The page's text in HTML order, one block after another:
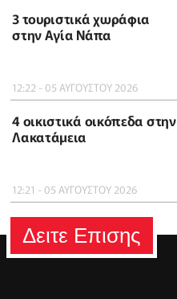
3 τουριστικά χωράφια
στην Αγία Νάπα
12:22 - 05 ΑΥΓΟΥΣΤΟΥ 2026
4 οικιστικά οικόπεδα στην
Λακατάμεια
12:21 - 05 ΑΥΓΟΥΣΤΟΥ 2026
Δειτε Επισης